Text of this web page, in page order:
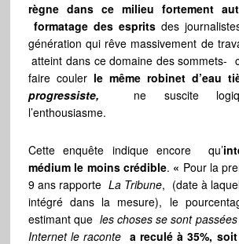
règne dans ce milieu fortement
formatage des espritsdes
génération qui rêve massivement de
atteint dans ce domaine des sommets-
faire couler le même robinet d’eau
progressiste, ne suscite
l’enthousiasme.
Cette enquête indique encore qu’
médium le moins crédible. « Pour la
9 ans rapporte La Tribune, (date à
intégré dans la mesure), le
estimant que les choses se sont
Internet le raconte a reculé à 35%,